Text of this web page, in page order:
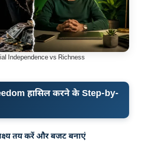
Independence vs Richness
हासिल करने के Step-by-
तय करें और बजट बनाएं